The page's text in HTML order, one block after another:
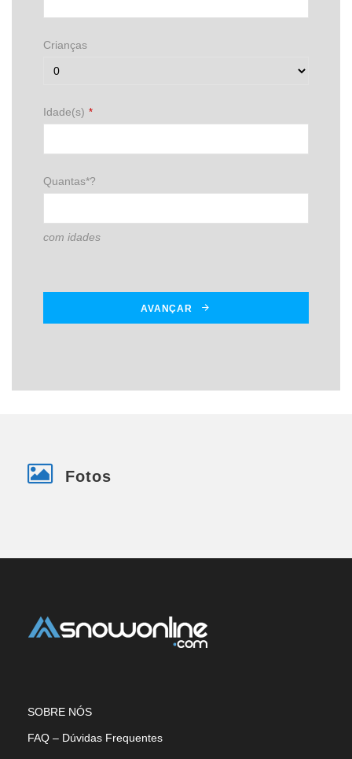
Crianças
Idade(s) *
Quantas*?
com idades
AVANÇAR
Fotos
SOBRE NÓS
FAQ – Dúvidas Frequentes